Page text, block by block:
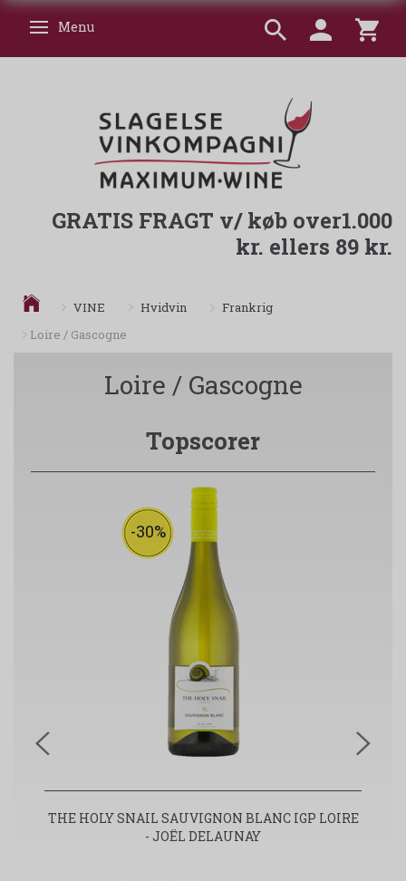
Skifte navigation
Menu
GRATIS FRAGT v/ køb over1.000
kr. ellers 89 kr.
VINE Hvidvin
Frankrig
Loire / Gascogne
Loire / Gascogne
Topscorer
-30%
THE HOLY SNAIL SAUVIGNON BLANC IGP LOIRE
- JOËL DELAUNAY